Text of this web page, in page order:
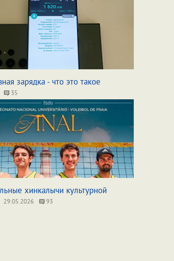
зарядка - что это такое
35
хинкалычи культурной
29.05.2026 93